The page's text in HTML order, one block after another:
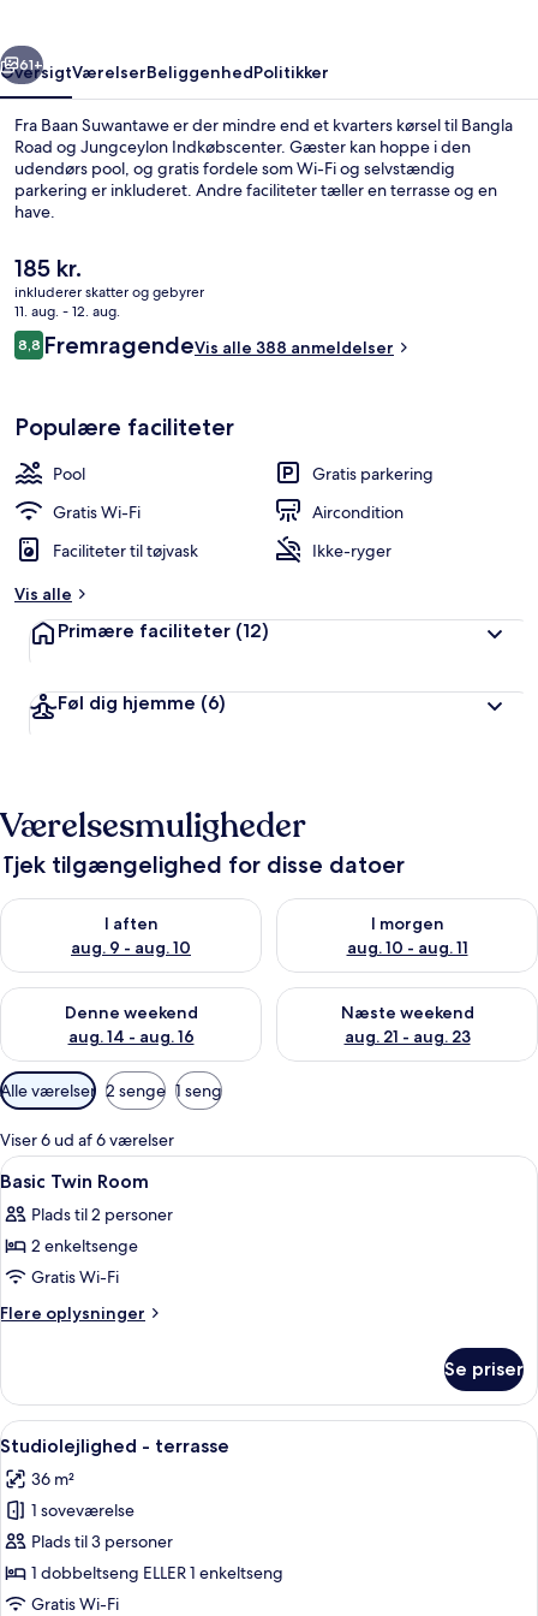
Næste
61+
OversigtVærelserBeliggenhedPolitikker
Fra Baan Suwantawe er der mindre end et kvarters kørsel til Bangla
Road og Jungceylon Indkøbscenter. Gæster kan hoppe i den
udendørs pool, og gratis fordele som Wi-Fi og selvstændig
parkering er inkluderet. Andre faciliteter tæller en terrasse og en
have.
Den
nuværende
pris
er
185 kr.
185 kr.
inkluderer skatter og gebyrer
11. aug. - 12. aug.
Anmeldelser
8,88,8 ud af 10.
FremragendeVis alle 388 anmeldelser
Populære faciliteter
Pool
Gratis parkering
Gratis Wi-Fi
Aircondition
Faciliteter til tøjvask
Ikke-ryger
Vis alle
Primære faciliteter (12)
Føl dig hjemme (6)
Værelsesmuligheder
Tjek tilgængelighed for disse datoer
I aften
aug. 9 - aug. 10
Tjek tilgængelighed for i aften aug. 9 - aug. 10
I morgen
aug. 10 - aug. 11
Tjek tilgængelighed for i
Denne weekend
aug. 14 - aug. 16
Tjek tilgængelighed for denne weekend aug. 14 - aug. 16
Næste weekend
aug. 21 - aug. 23
Tjek tilgængelighed for næste
Tilgængelige
filtre
for
værelser
Alle værelser 2 senge 1 seng
Viser 6 ud af 6 værelser
Indlæs
alle
billeder
af
Basic
Twin
Et hotelværelse med seng,
4
Basic Twin Room
Plads til 2 personer
2 enkeltsenge
Gratis Wi-Fi
Flere oplysninger
Flere
Twin
Room
Se priser
Indlæs
alle
billeder
af
Studiolejlighed
-
terrasse
Et hotelværelse med en stor seng, et
19
Studiolejlighed - terrasse
36 m²
1 soveværelse
Plads til 3 personer
1 dobbeltseng ELLER 1 enkeltseng
Gratis Wi-Fi